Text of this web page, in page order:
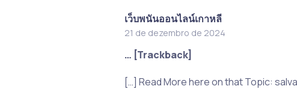
เว็บพนันออนไลน์เกาหลี
21 de dezembro de 2024
… [Trackback]
[…] Read More here on that Topic: